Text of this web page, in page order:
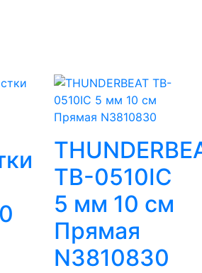
TB-0510IC
5 мм 10 см
Прямая
N3810830